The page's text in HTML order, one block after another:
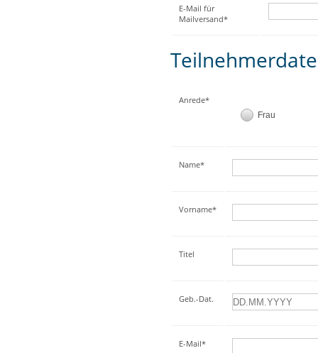
E-Mail für
Mailversand*
Anrede*
Frau
Name*
Vorname*
Titel
Geb.-Dat.
E-Mail*